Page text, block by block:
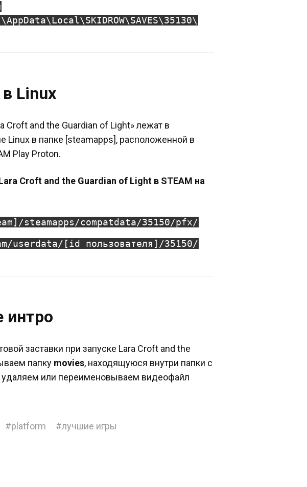
Linux
Croft and the Guardian of Light» лежат в
Linux в папке [steamapps], расположенной в
Play Proton.
Croft and the Guardian of Light в STEAM на
steamapps/compatdata/35150/pfx/
userdata/[id пользователя]/35150/
интро
заставки при запуске Lara Croft and the
папку movies, находящуюся внутри папки с
удаляем или переименовываем видеофайл
#platform #лучшие игры